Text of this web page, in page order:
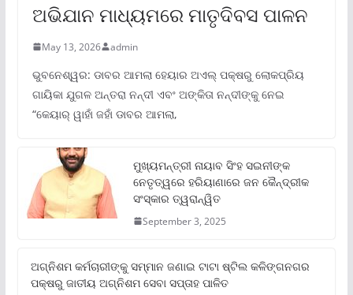
ଅଭିଯାନ ମାଧ୍ୟମରେ ମାତୃଦିବସ ପାଳନ
May 13, 2026 admin
ଭୁବନେଶ୍ୱର: ଡାବର ଆମଲା ହେୟାର ଅଏଲ୍ ପକ୍ଷରୁ ଲୋକପ୍ରିୟ
ଗାୟିକା ଯୁଗଳ ଅନ୍ତରା ନନ୍ଦୀ ଏବଂ ଅଙ୍କିତା ନନ୍ଦୀଙ୍କୁ ନେଇ
“କେୟାର୍ ୱାହାଁ ଜହାଁ ଡାବର ଆମଲା,
ମୁଖ୍ୟମନ୍ତ୍ରୀ ନାୟାବ ସିଂହ ସଇନୀଙ୍କ
ନେତୃତ୍ୱରେ ହରିୟାଣାରେ ଜନ କୈନ୍ଦ୍ରୀକ
ସଂସ୍କାର ତ୍ୱରାନ୍ୱିତ
September 3, 2025
ଅଗ୍ନିଶମ କର୍ମଚାରୀଙ୍କୁ ସମ୍ମାନ ଜଣାଇ ଟାଟା ଷ୍ଟିଲ କଳିଙ୍ଗନଗର
ପକ୍ଷରୁ ଜାତୀୟ ଅଗ୍ନିଶମ ସେବା ସପ୍ତାହ ପାଳିତ